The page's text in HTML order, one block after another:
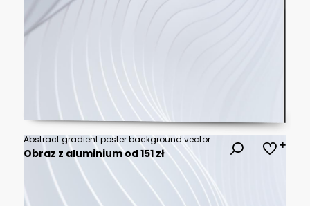
Abstract gradient poster background vector set. Modern cover templates with colorful geometric shapes and optical illusion design for social media, banner and wallpaper.
Obraz z aluminium od 151 zł